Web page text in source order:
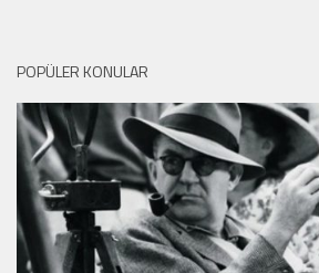
POPÜLER KONULAR